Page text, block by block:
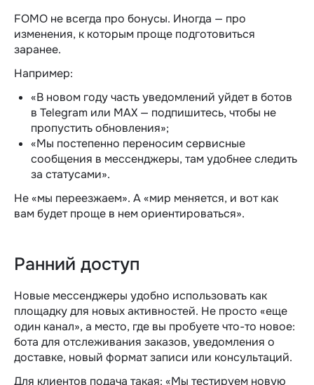
FOMO не всегда про бонусы. Иногда — про
изменения, к которым проще подготовиться
заранее.
Например:
«В новом году часть уведомлений уйдет в ботов
в Telegram или MAX — подпишитесь, чтобы не
пропустить обновления»;
«Мы постепенно переносим сервисные
сообщения в мессенджеры, там удобнее следить
за статусами».
Не «мы переезжаем». А «мир меняется, и вот как
вам будет проще в нем ориентироваться».
Ранний доступ
Новые мессенджеры удобно использовать как
площадку для новых активностей. Не просто «еще
один канал», а место, где вы пробуете что-то новое:
бота для отслеживания заказов, уведомления о
доставке, новый формат записи или консультаций.
Для клиентов подача такая: «Мы тестируем новую